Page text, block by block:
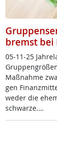
bremst
05-11-25
Maß­nah­me
gen
we­der die
schwar­ze.…